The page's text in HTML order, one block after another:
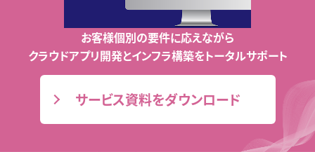
お客様個別の要件に応えながら
クラウドアプリ開発とインフラ構築をトータルサポート
サービス資料をダウンロード